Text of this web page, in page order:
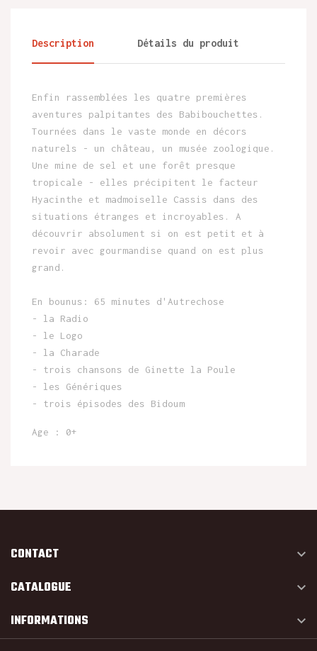
Description Détails du produit
Enfin rassemblées les quatre premières
aventures palpitantes des Babibouchettes.
Tournées dans le vaste monde en décors
naturels - un château, un musée zoologique.
Une mine de sel et une forêt presque
tropicale - elles précipitent le facteur
Hyacinthe et madmoiselle Cassis dans des
situations étranges et incroyables. A
découvrir absolument si on est petit et à
revoir avec gourmandise quand on est plus
grand.
En bounus: 65 minutes d'Autrechose
- la Radio
- le Logo
- la Charade
- trois chansons de Ginette la Poule
- les Génériques
- trois épisodes des Bidoum
Age : 0+
CONTACT 
CATALOGUE 
INFORMATIONS 